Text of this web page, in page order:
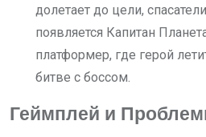
долетает до цели,
появляется Капитан
платформер, где герой
битве с боссом.
Геймплей и